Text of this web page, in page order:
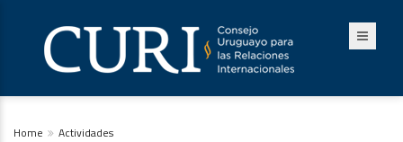
Home
Actividades